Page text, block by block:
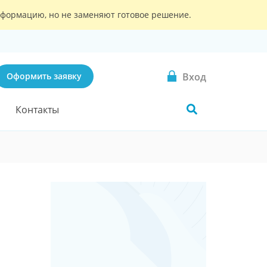
но не заменяют готовое решение.
Оформить заявку Вход
Контакты